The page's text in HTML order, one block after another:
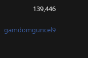
139,446
gamdomguncel9